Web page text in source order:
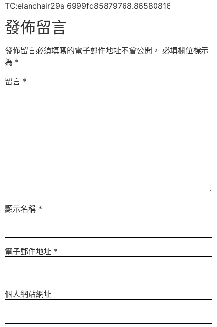
TC:elanchair29a 6999fd85879768.86580816
發佈留言
發佈留言必須填寫的電子郵件地址不會公開。 必填欄位標示
為 *
留言 *
顯示名稱 *
電子郵件地址 *
個人網站網址